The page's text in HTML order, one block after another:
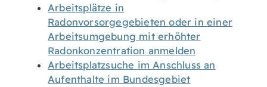
Arbeitsplätze in
Radonvorsorgegebieten oder in einer
Arbeitsumgebung mit erhöhter
Radonkonzentration anmelden
Arbeitsplatzsuche im Anschluss an
Aufenthalte im Bundesgebiet